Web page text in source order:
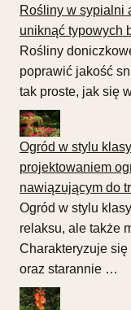
Rośliny w sypialni
uniknąć typowych
Rośliny
poprawić jakość
tak proste, jak się
Ogród w stylu
projektowaniem
nawiązującym do
Ogród w stylu
relaksu, ale także
Charakteryzuje się
oraz starannie …